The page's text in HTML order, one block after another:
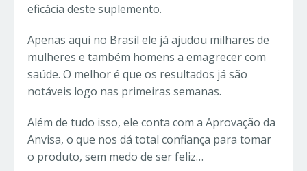
eficácia deste suplemento.
Apenas aqui no Brasil ele já ajudou milhares de
mulheres e também homens a emagrecer com
saúde. O melhor é que os resultados já são
notáveis logo nas primeiras semanas.
Além de tudo isso, ele conta com a Aprovação da
Anvisa, o que nos dá total confiança para tomar
o produto, sem medo de ser feliz…